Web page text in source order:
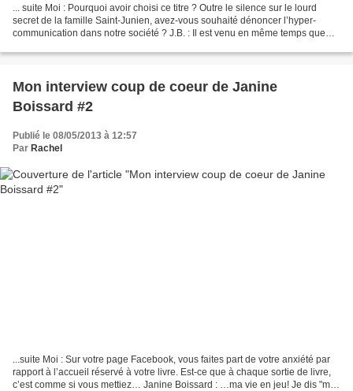
... suite Moi : Pourquoi avoir choisi ce titre ? Outre le silence sur le lourd
secret de la famille Saint-Junien, avez-vous souhaité dénoncer l’hyper-
communication dans notre société ? J.B. : Il est venu en même temps que
Mon interview coup de coeur de Janine
Boissard #2
Publié le 08/05/2013 à 12:57
Par Rachel
...suite Moi : Sur votre page Facebook, vous faites part de votre anxiété par
rapport à l’accueil réservé à votre livre. Est-ce que à chaque sortie de livre,
c’est comme si vous mettiez… Janine Boissard : …ma vie en jeu! Je dis "ma